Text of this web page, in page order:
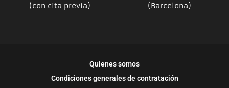
(con cita previa)
(Barcelona)
Quienes somos
Condiciones generales de contratación